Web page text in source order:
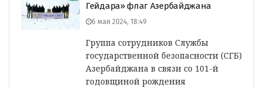
Гейдара» флаг Азербайджана
6 мая 2024, 18:49
Группа сотрудников Службы
государственной безопасности (СГБ)
Азербайджана в связи со 101-й
годовщиной рождения